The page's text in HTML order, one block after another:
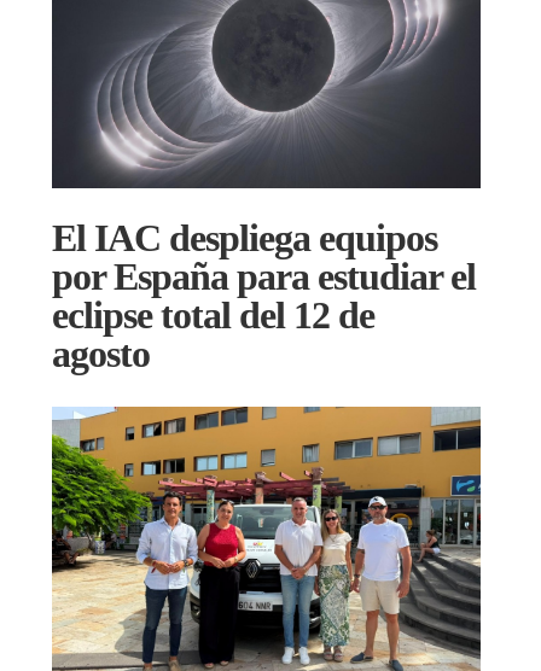
El IAC despliega equipos
por España para estudiar el
eclipse total del 12 de
agosto